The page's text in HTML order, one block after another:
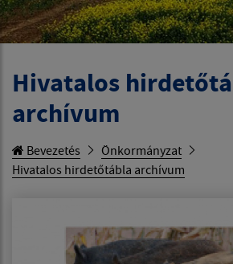
Hivatalos
archívum
Bevezetés
Önkormányzat
Hivatalos hirdetőtábla archívum